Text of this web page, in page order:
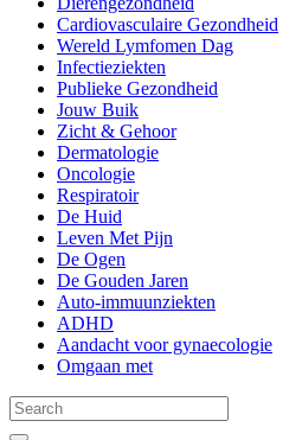
Cardiovasculaire Gezondheid
Wereld Lymfomen Dag
Infectieziekten
Publieke Gezondheid
Jouw Buik
Zicht & Gehoor
Dermatologie
Oncologie
Respiratoir
De Huid
Leven Met Pijn
De Ogen
De Gouden Jaren
Auto-immuunziekten
ADHD
Aandacht voor gynaecologie
Omgaan met